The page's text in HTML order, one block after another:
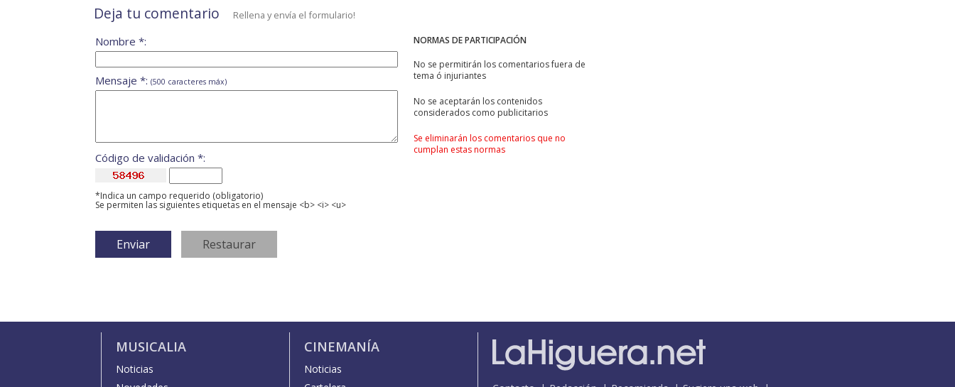
Deja tu comentario Rellena y envía el formulario!
NORMAS DE PARTICIPACIÓN
No se permitirán los comentarios fuera de
tema ó injuriantes
No se aceptarán los contenidos
considerados como publicitarios
Se eliminarán los comentarios que no
cumplan estas normas
Nombre *:
Mensaje *: (500 caracteres máx)
Código de validación *:
*Indica un campo requerido (obligatorio)
Se permiten las siguientes etiquetas en el mensaje <b> <i> <u>
MUSICALIA
Noticias
CINEMANÍA
Noticias